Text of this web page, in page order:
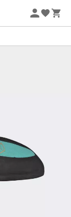
av 2 produkter*